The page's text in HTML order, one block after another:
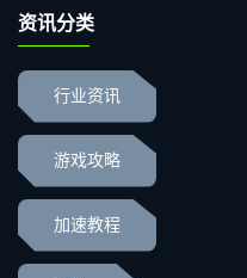
资讯分类
行业资讯
游戏攻略
加速教程